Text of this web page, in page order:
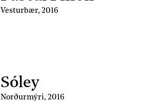
Vesturbær,2016
Sóley
Norðurmýri,2016